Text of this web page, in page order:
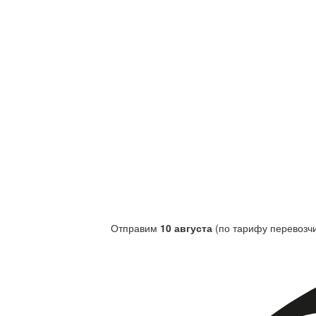
Отправим 10 августа (по тарифу